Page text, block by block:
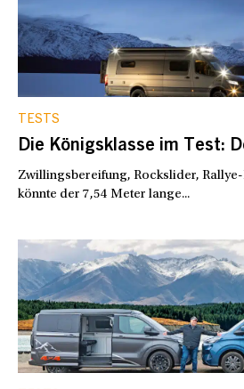
TESTS
Die Königsklasse im Test:
Zwillingsbereifung, Rockslider,
könnte der 7,54 Meter lange...